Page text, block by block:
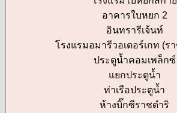
อาคารใบหยก 2
อินทรารีเจ้นท์
โรงแรมอมารีวอเตอร์เกท (ร
ประตูน้ำคอมเพล็กซ์
แยกประตูน้ำ
ท่าเรือประตูน้ำ
ห้างบิ๊กซีราชดำริ